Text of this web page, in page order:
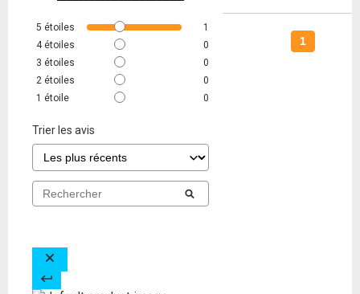
5 étoiles
1
4 étoiles
0
3 étoiles
0
2 étoiles
0
1 étoile 0
Trier les avis
1